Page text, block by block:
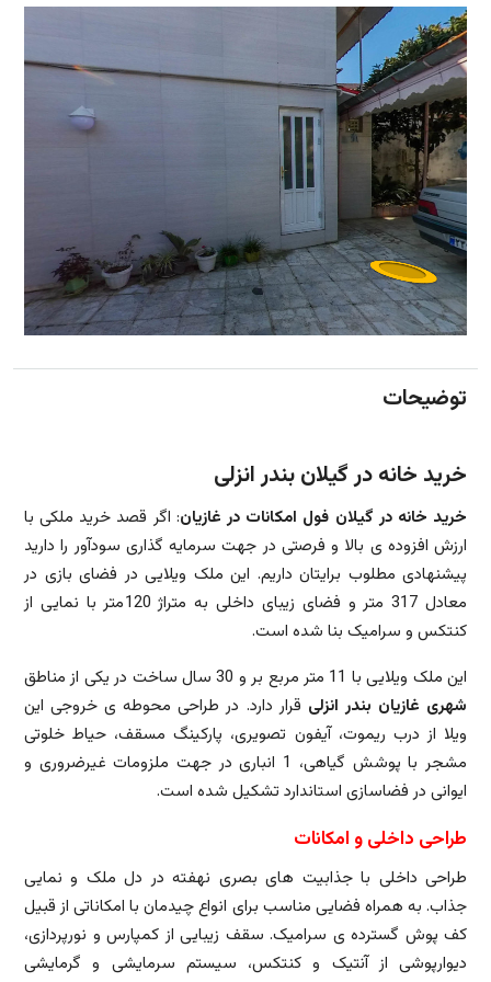
توضیحات
خرید خانه در گیلان بندر انزلی
خرید خانه در گیلان فول امکانات در غازیان: اگر قصد خرید ملکی با
ارزش افزوده ی بالا و فرصتی در جهت سرمایه گذاری سودآور را دارید
پیشنهادی مطلوب برایتان داریم. این ملک ویلایی در فضای بازی در
معادل 317 متر و فضای زیبای داخلی به متراژ 120متر با نمایی از
کنتکس و سرامیک بنا شده است.
این ملک ویلایی با 11 متر مربع بر و 30 سال ساخت در یکی از مناطق
شهری غازیان بندر انزلی قرار دارد. در طراحی محوطه ی خروجی این
ویلا از درب ریموت، آیفون تصویری، پارکینگ مسقف، حیاط خلوتی
مشجر با پوشش گیاهی، 1 انباری در جهت ملزومات غیرضروری و
ایوانی در فضاسازی استاندارد تشکیل شده است.
طراحی داخلی و امکانات
طراحی داخلی با جذابیت های بصری نهفته در دل ملک و نمایی
جذاب. به همراه فضایی مناسب برای انواع چیدمان با امکاناتی از قبیل
کف پوش گسترده ی سرامیک. سقف زیبایی از کمپارس و نورپردازی،
دیوارپوشی از آنتیک و کنتکس، سیستم سرمایشی و گرمایشی